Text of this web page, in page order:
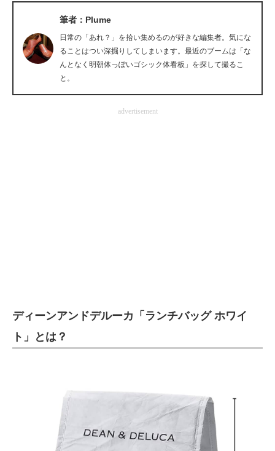
AI活用のいまが分かる
企業ITのトレンドを詳説
経営リーダーのコミュニティ
エネルギーの専門メディア
建設×テクノロジーの最前線
筆者：Plume
日常の「あれ？」を拾い集めるのが好きな編集者。気にな
ることはつい深掘りしてしまいます。最近のブームは「な
んとなく明朝体っぽいゴシック体看板」を探して撮るこ
と。
advertisement
ディーンアンドデルーカ「ランチバッグ ホワイ
ト」とは？